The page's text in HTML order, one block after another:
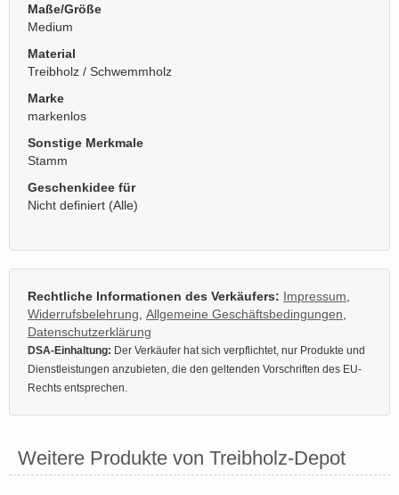
Maße/Größe
Medium
Material
Treibholz / Schwemmholz
Marke
markenlos
Sonstige Merkmale
Stamm
Geschenkidee für
Nicht definiert (Alle)
Rechtliche Informationen des Verkäufers: Impressum
Widerrufsbelehrung Allgemeine Geschäftsbedingungen
Datenschutzerklärung
DSA-Einhaltung: Der Verkäufer hat sich verpflichtet, nur Produkte und
Dienstleistungen anzubieten, die den geltenden Vorschriften des EU-
Rechts entsprechen.
Weitere Produkte von Treibholz-Depot